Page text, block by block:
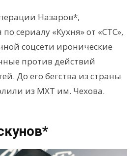
Назаров*,
сериалу «Кухня» от «СТС»,
соцсети иронические
против действий
До его бегства из страны
из МХТ им. Чехова.